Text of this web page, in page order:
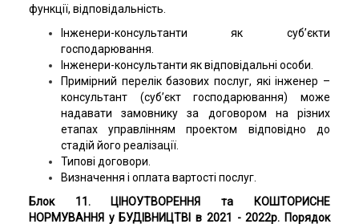
функції, відповідальність.
Інженери-консультанти як суб’єкти
господарювання.
Інженери-консультанти як відповідальні особи.
Примірний перелік базових послуг, які інженер –
консультант (суб’єкт господарювання) може
надавати замовнику за договором на різних
етапах управлінням проектом відповідно до
стадій його реалізації.
Типові договори.
Визначення і оплата вартості послуг.
Блок 11. ЦІНОУТВОРЕННЯ та КОШТОРИСНЕ
НОРМУВАННЯ у БУДІВНИЦТВІ в 2021 - 2022р. Порядок